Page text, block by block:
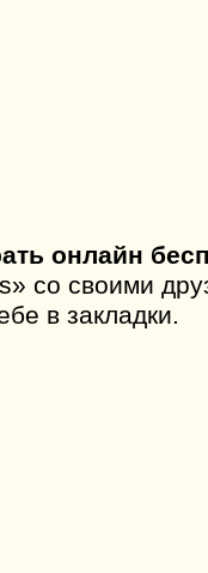
онлайн
со своими
в закладки.